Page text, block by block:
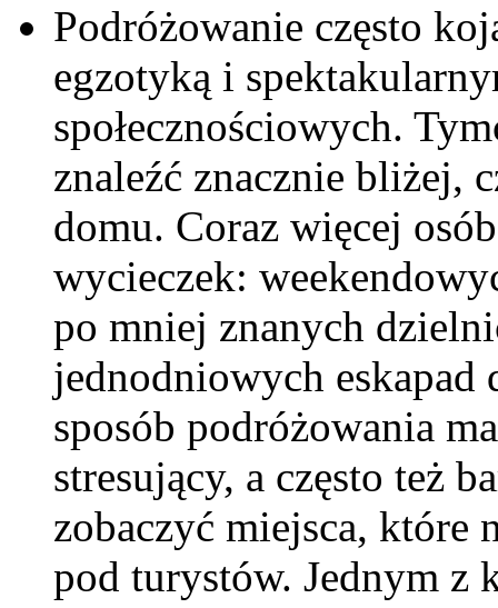
Podróżowanie często
egzotyką i
społecznościowych.
znaleźć znacznie bliżej,
domu. Coraz więcej
wycieczek:
po mniej znanych
jednodniowych eskapad
sposób podróżowania
stresujący, a często też
zobaczyć miejsca, które
pod turystów. Jednym z